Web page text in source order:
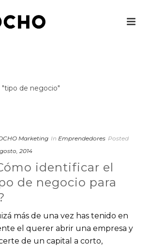
"tipo de negocio"
Marketing In Emprendedores Posted
2014
identificar el
de negocio para
más de una vez has tenido en
el querer abrir una empresa y
de un capital a corto,